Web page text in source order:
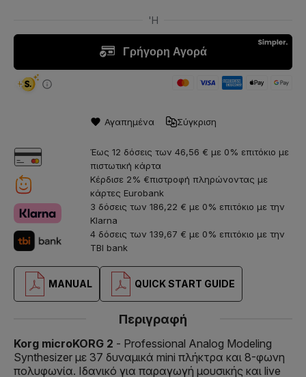
Αγαπημένα Σύγκριση
Έως 12 δόσεις των 46,56 € με 0% επιτόκιο με
πιστωτική κάρτα
Κέρδισε 2% €πιστροφή πληρώνοντας με
κάρτες Eurobank
3 δόσεις των 186,22 € με 0% επιτόκιο με την
Klarna
4 δόσεις των 139,67 € με 0% επιτόκιο με την
TBI bank
MANUAL QUICK START GUIDE
Περιγραφή
Korg microKORG 2 - Professional Analog Modeling
Synthesizer με 37 δυναμικά mini πλήκτρα και 8-φωνη
πολυφωνία. Ιδανικό για παραγωγή μουσικής και live